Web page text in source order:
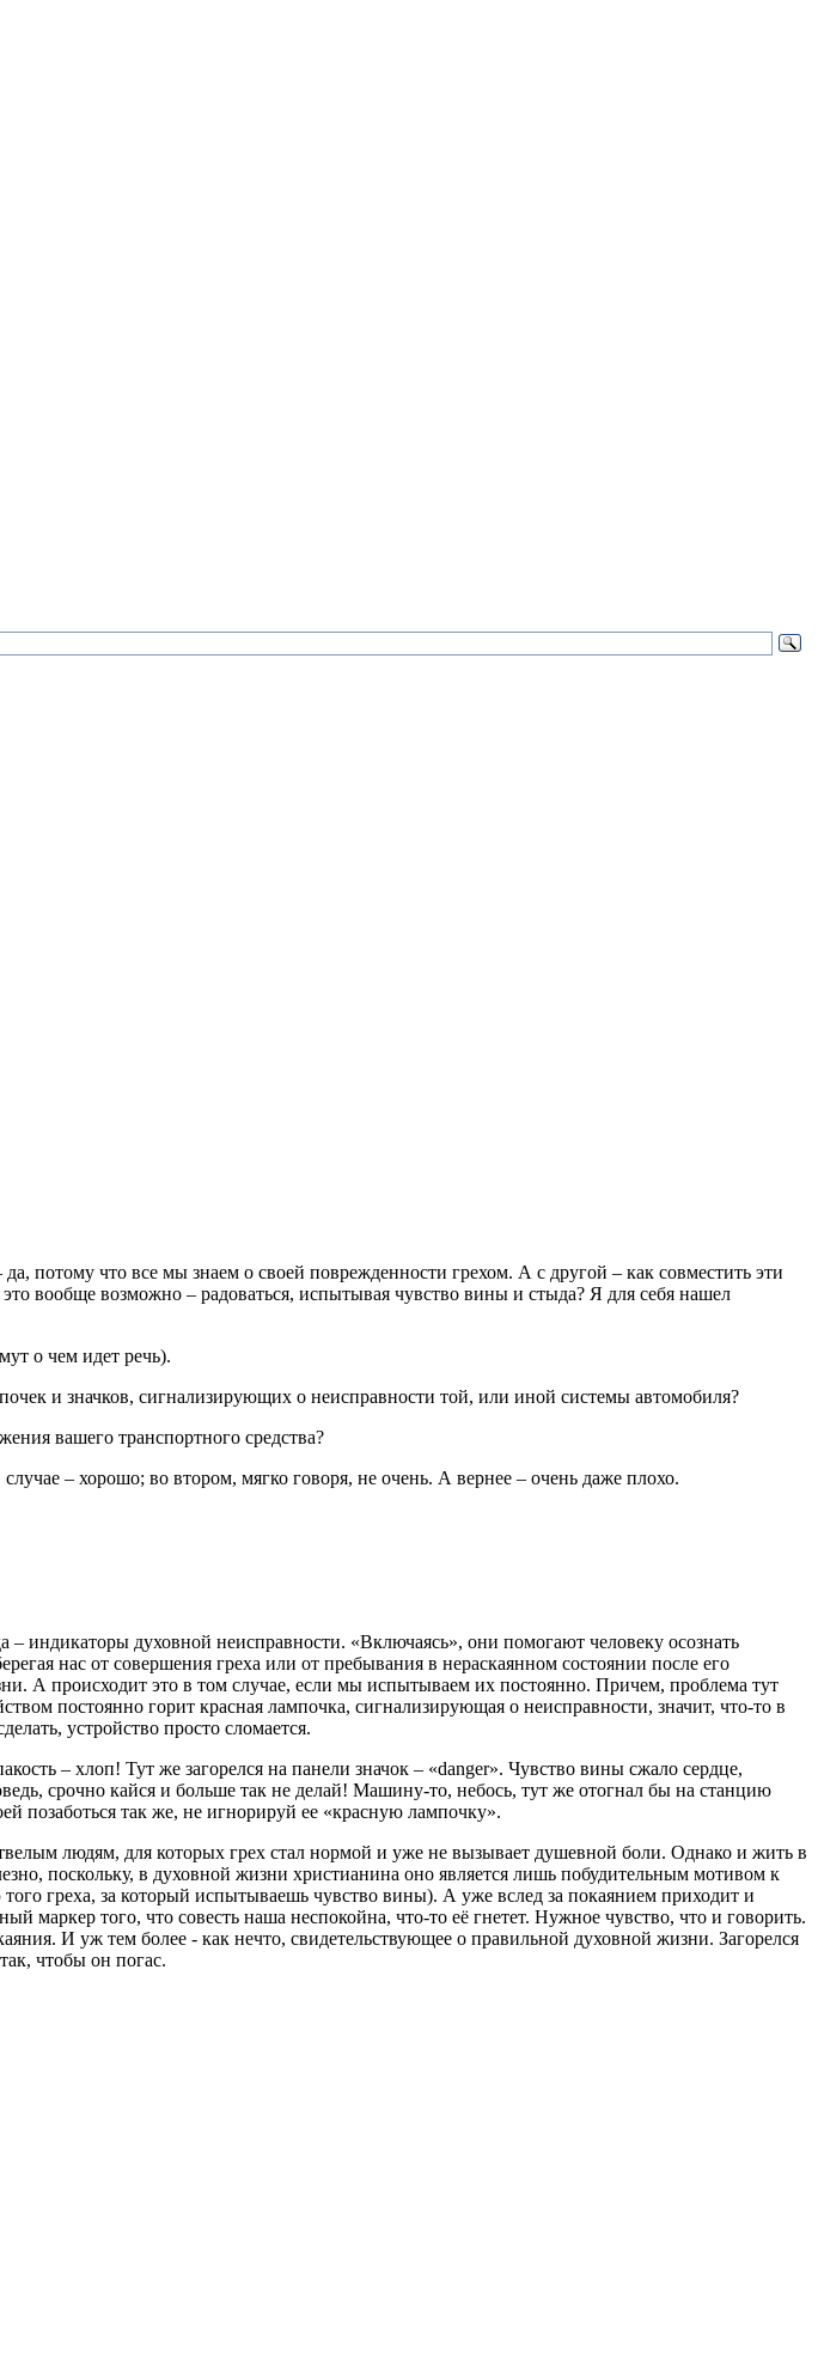
потому что все мы знаем о своей поврежденности грехом. А с другой – как совместить эти
вообще возможно – радоваться, испытывая чувство вины и стыда? Я для себя нашел
о чем идет речь).
и значков, сигнализирующих о неисправности той, или иной системы автомобиля?
вашего транспортного средства?
– хорошо; во втором, мягко говоря, не очень. А вернее – очень даже плохо.
индикаторы духовной неисправности. «Включаясь», они помогают человеку осознать
нас от совершения греха или от пребывания в нераскаянном состоянии после его
А происходит это в том случае, если мы испытываем их постоянно. Причем, проблема тут
постоянно горит красная лампочка, сигнализирующая о неисправности, значит, что-то в
устройство просто сломается.
– хлоп! Тут же загорелся на панели значок – «danger». Чувство вины сжало сердце,
срочно кайся и больше так не делай! Машину-то, небось, тут же отогнал бы на станцию
позаботься так же, не игнорируй ее «красную лампочку».
людям, для которых грех стал нормой и уже не вызывает душевной боли. Однако и жить в
поскольку, в духовной жизни христианина оно является лишь побудительным мотивом к
греха, за который испытываешь чувство вины). А уже вслед за покаянием приходит и
маркер того, что совесть наша неспокойна, что-то её гнетет. Нужное чувство, что и говорить.
И уж тем более - как нечто, свидетельствующее о правильной духовной жизни. Загорелся
чтобы он погас.